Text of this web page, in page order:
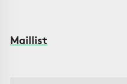
Maillist